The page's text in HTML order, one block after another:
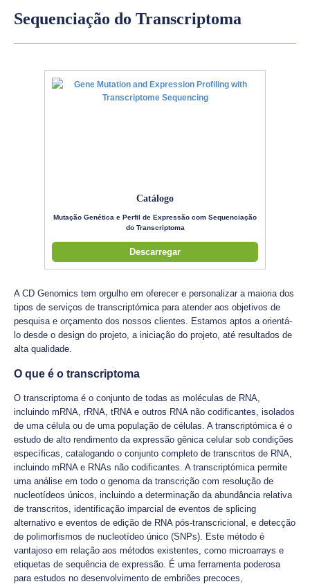
Sequenciação do Transcriptoma
Catálogo
Mutação Genética e Perfil de Expressão com Sequenciação
do Transcriptoma
Descarregar
A CD Genomics tem orgulho em oferecer e personalizar a maioria dos
tipos de serviços de transcriptómica para atender aos objetivos de
pesquisa e orçamento dos nossos clientes. Estamos aptos a orientá-
lo desde o design do projeto, a iniciação do projeto, até resultados de
alta qualidade.
O que é o transcriptoma
O transcriptoma é o conjunto de todas as moléculas de RNA,
incluindo mRNA, rRNA, tRNA e outros RNA não codificantes, isolados
de uma célula ou de uma população de células. A transcriptómica é o
estudo de alto rendimento da expressão gênica celular sob condições
específicas, catalogando o conjunto completo de transcritos de RNA,
incluindo mRNA e RNAs não codificantes. A transcriptómica permite
uma análise em todo o genoma da transcrição com resolução de
nucleotídeos únicos, incluindo a determinação da abundância relativa
de transcritos, identificação imparcial de eventos de splicing
alternativo e eventos de edição de RNA pós-transcricional, e detecção
de polimorfismos de nucleotídeo único (SNPs). Este método é
vantajoso em relação aos métodos existentes, como microarrays e
etiquetas de sequência de expressão. É uma ferramenta poderosa
para estudos no desenvolvimento de embriões precoces,